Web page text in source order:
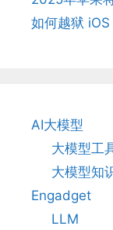
如何越狱
AI大模型
大模型工
大模型知
Engadget
LLM